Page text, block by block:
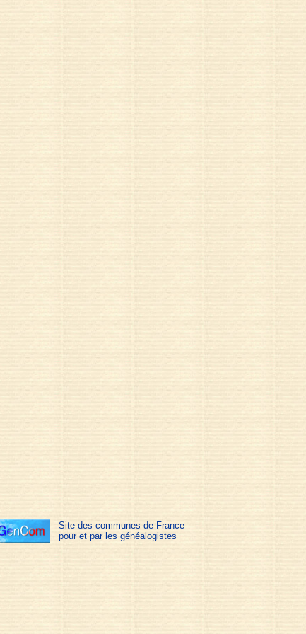
Site des communes de France
pour et par les généalogistes